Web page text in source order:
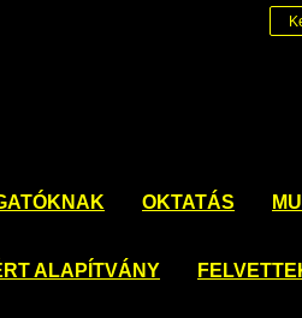
OKTATÁS
ALAPÍTVÁNY